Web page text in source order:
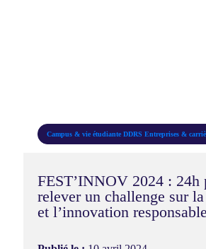
Campus & vie étudiante DDRS Entreprises &
FEST’INNOV 2024 : 24h
relever un challenge sur
et l’innovation responsable